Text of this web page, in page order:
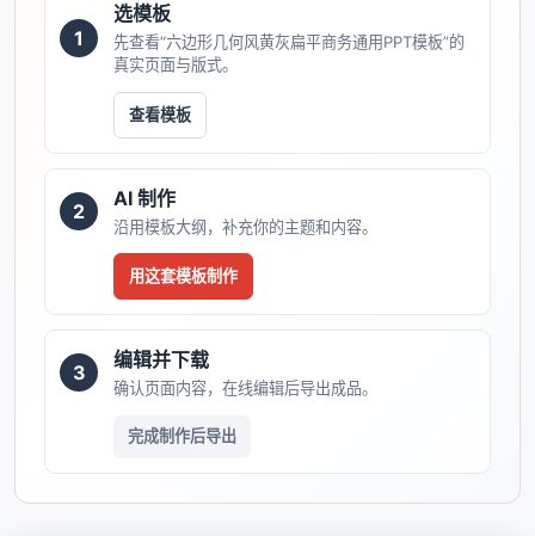
1
选模板
先查看“六边形几何风黄灰扁平商务通用PPT模板”的
真实页面与版式。
查看模板
2
AI 制作
沿用模板大纲，补充你的主题和内容。
用这套模板制作
3
编辑并下载
确认页面内容，在线编辑后导出成品。
完成制作后导出